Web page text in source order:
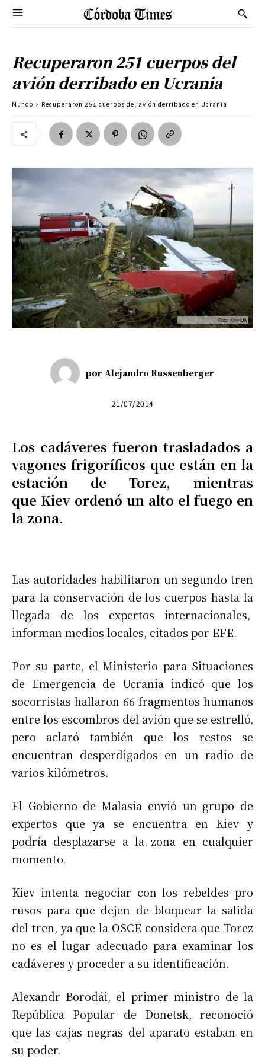
Recuperaron 251 cuerpos del
avión derribado en Ucrania
Mundo Recuperaron 251 cuerpos del avión derribado en Ucrania
por Alejandro Russenberger
21/07/2014
Los cadáveres fueron trasladados a
vagones frigoríficos que están en la
estación de Torez, mientras
que Kiev ordenó un alto el fuego en
la zona.
Las autoridades habilitaron un segundo tren
para la conservación de los cuerpos hasta la
llegada de los expertos internacionales,
informan medios locales, citados por EFE.
Por su parte, el Ministerio para Situaciones
de Emergencia de Ucrania indicó que los
socorristas hallaron 66 fragmentos humanos
entre los escombros del avión que se estrelló,
pero aclaró también que los restos se
encuentran desperdigados en un radio de
varios kilómetros.
El Gobierno de Malasia envió un grupo de
expertos que ya se encuentra en Kiev y
podría desplazarse a la zona en cualquier
momento.
Kiev intenta negociar con los rebeldes pro
rusos para que dejen de bloquear la salida
del tren, ya que la OSCE considera que Torez
no es el lugar adecuado para examinar los
cadáveres y proceder a su identificación.
Alexandr Borodái, el primer ministro de la
República Popular de Donetsk, reconoció
que las cajas negras del aparato estaban en
su poder.